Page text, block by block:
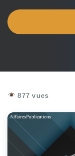
877 vues